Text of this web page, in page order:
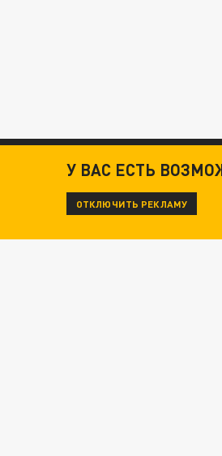
У ВАС ЕСТЬ
ОТКЛЮЧИТЬ РЕКЛАМУ